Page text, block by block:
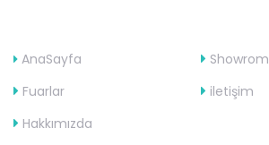
AnaSayfa
Fuarlar
Hakkımızda
Showrom
iletişim